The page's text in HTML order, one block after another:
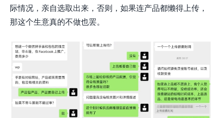
际情况，亲自选取出来，否则，如果连产品都懒得上传，
那这个生意真的不做也罢。